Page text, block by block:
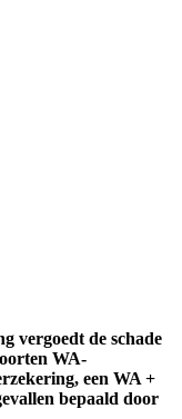
vergoedt de schade
WA-
een WA +
bepaald door